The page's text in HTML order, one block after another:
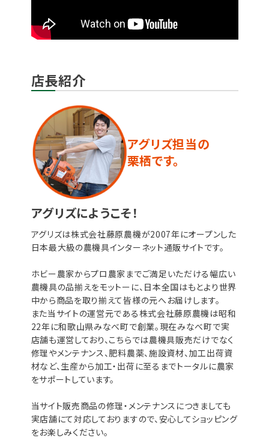
店長紹介
アグリズ担当の
栗栖です。
アグリズにようこそ！
アグリズは株式会社藤原農機が2007年にオープンした
日本最大級の農機具インターネット通販サイトです。
ホビー農家からプロ農家までご満足いただける幅広い
農機具の品揃えをモットーに、日本全国はもとより世界
中から商品を取り揃えて皆様の元へお届けします。
また当サイトの運営元である株式会社藤原農機は昭和
22年に和歌山県みなべ町で創業。現在みなべ町で実
店舗も運営しており、こちらでは農機具販売だけでなく
修理やメンテナンス、肥料農薬、施設資材、加工出荷資
材など、生産から加工・出荷に至るまでトータルに農家
をサポートしています。
当サイト販売商品の修理・メンテナンスにつきましても
実店舗にて対応しておりますので、安心してショッピング
をお楽しみください。